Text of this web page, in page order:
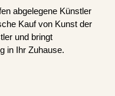
abgelegene Künstler
Kauf von Kunst der
und bringt
in Ihr Zuhause.